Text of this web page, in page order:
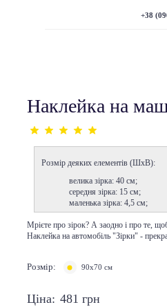
+38
Наклейка на
Розмір деяких елементів (ШхВ):
велика зірка: 40 см;
середня зірка: 15 см;
маленька зірка: 4,5 см;
Мрієте про зірок? А заодно і про те,
Наклейка на автомобіль "Зірки" -
Розмір: 90x70 см
Ціна: 481 грн